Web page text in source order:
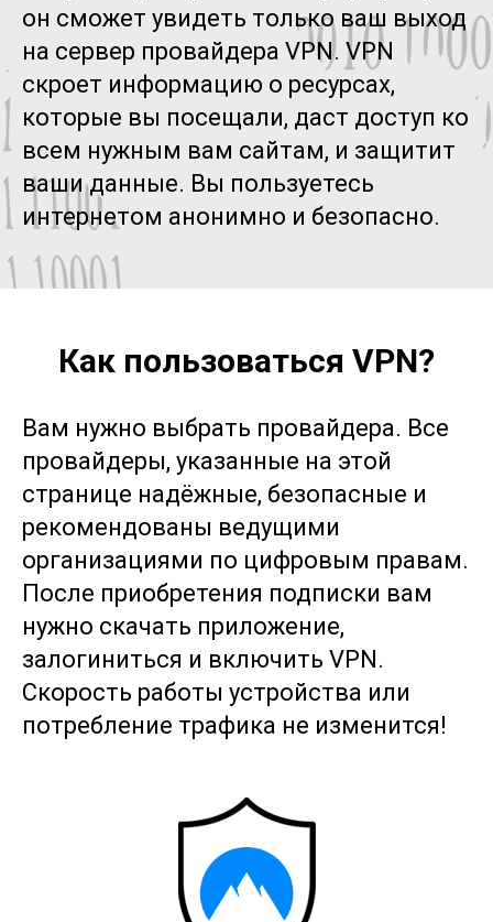
он сможет увидеть только ваш выход
на сервер провайдера VPN. VPN
скроет информацию о ресурсах,
которые вы посещали, даст доступ ко
всем нужным вам сайтам, и защитит
ваши данные. Вы пользуетесь
интернетом анонимно и безопасно.
Как пользоваться VPN?
Вам нужно выбрать провайдера. Все
провайдеры, указанные на этой
странице надёжные, безопасные и
рекомендованы ведущими
организациями по цифровым правам.
После приобретения подписки вам
нужно скачать приложение,
залогиниться и включить VPN.
Скорость работы устройства или
потребление трафика не изменится!